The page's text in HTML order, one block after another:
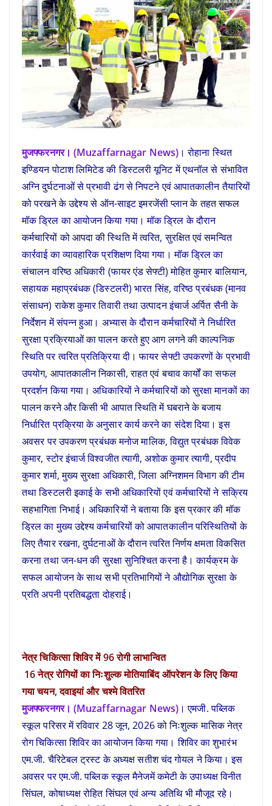
मुजफ्फरनगर। (Muzaffarnagar News) । रोहाना स्थित
इण्डियन पोटाश लिमिटेड की डिस्टलरी यूनिट में एथनॉल से संभावित
अग्नि दुर्घटनाओं से प्रभावी ढंग से निपटने एवं आपातकालीन तैयारियों
को परखने के उद्देश्य से ऑन-साइट इमरजेंसी प्लान के तहत सफल
मॉक ड्रिल का आयोजन किया गया। मॉक ड्रिल के दौरान
कर्मचारियों को आपदा की स्थिति में त्वरित, सुरक्षित एवं समन्वित
कार्रवाई का व्यावहारिक प्रशिक्षण दिया गया। मॉक ड्रिल का
संचालन वरिष्ठ अधिकारी (फायर एंड सेफ्टी) मोहित कुमार बालियान,
सहायक महाप्रबंधक (डिस्टलरी) भारत सिंह, वरिष्ठ प्रबंधक (मानव
संसाधन) राकेश कुमार तिवारी तथा उत्पादन इंचार्ज अर्पित सैनी के
निर्देशन में संपन्न हुआ। अभ्यास के दौरान कर्मचारियों ने निर्धारित
सुरक्षा प्रक्रियाओं का पालन करते हुए आग लगने की काल्पनिक
स्थिति पर त्वरित प्रतिक्रिया दी। फायर सेफ्टी उपकरणों के प्रभावी
उपयोग, आपातकालीन निकासी, राहत एवं बचाव कार्यों का सफल
प्रदर्शन किया गया। अधिकारियों ने कर्मचारियों को सुरक्षा मानकों का
पालन करने और किसी भी आपात स्थिति में घबराने के बजाय
निर्धारित प्रक्रिया के अनुसार कार्य करने का संदेश दिया। इस
अवसर पर उपकरण प्रबंधक मनोज मालिक, विद्युत प्रबंधक विवेक
कुमार, स्टोर इंचार्ज विश्वजीत त्यागी, अशोक कुमार त्यागी, प्रदीप
कुमार शर्मा, मुख्य सुरक्षा अधिकारी, जिला अग्निशमन विभाग की टीम
तथा डिस्टलरी इकाई के सभी अधिकारियों एवं कर्मचारियों ने सक्रिय
सहभागिता निभाई। अधिकारियों ने बताया कि इस प्रकार की मॉक
ड्रिल का मुख्य उद्देश्य कर्मचारियों को आपातकालीन परिस्थितियों के
लिए तैयार रखना, दुर्घटनाओं के दौरान त्वरित निर्णय क्षमता विकसित
करना तथा जन-धन की सुरक्षा सुनिश्चित करना है। कार्यक्रम के
सफल आयोजन के साथ सभी प्रतिभागियों ने औद्योगिक सुरक्षा के
प्रति अपनी प्रतिबद्धता दोहराई।
नेत्र चिकित्सा शिविर में 96 रोगी लाभान्वित
16 नेत्र रोगियों का निःशुल्क मोतियाबिंद ऑपरेशन के लिए किया
गया चयन, दवाइयां और चश्मे वितरित
मुजफ्फरनगर। (Muzaffarnagar News) । एमजी. पब्लिक
स्कूल परिसर में रविवार 28 जून, 2026 को निःशुल्क मासिक नेत्र
रोग चिकित्सा शिविर का आयोजन किया गया। शिविर का शुभारंभ
एम.जी. चैरिटेबल ट्रस्ट के अध्यक्ष सतीश चंद गोयल ने किया। इस
अवसर पर एम.जी. पब्लिक स्कूल मैनेजमें कमेटी के उपाध्यक्ष विनीत
सिंघल, कोषाध्यक्ष रोहित सिंघल एवं अन्य अतिथि भी मौजूद रहे।